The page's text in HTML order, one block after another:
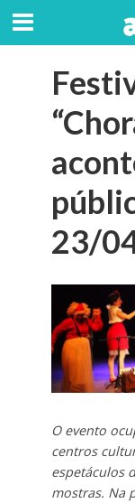
23/
O evento
centros
espetáculos
mostras. Na